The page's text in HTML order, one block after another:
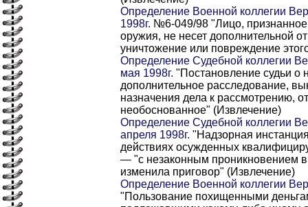
Определение Военной коллегии
1998г. №6-049/98 "Лицо,
оружия, не несет дополнительной
уничтожение или повреждение
Определение Судебной коллегии
мая 1998г. "Постановление судьи о
дополнительное расследование,
назначения дела к рассмотрению,
необоснованное" (Извлечение)
Определение Судебной коллегии
апреля 1998г. "Надзорная
действиях осужденных
— "с незаконным проникновением
изменила приговор" (Извлечение)
Определение Военной коллегии
"Пользование похищенными